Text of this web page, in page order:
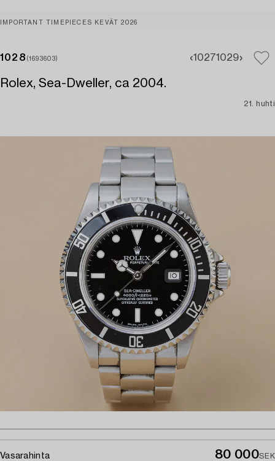
IMPORTANT TIMEPIECES KEVÄT 2026
1028 (1693603) 10271029
Rolex, Sea-Dweller, ca 2004.
21. huhti
Vasarahinta 80 000SEK